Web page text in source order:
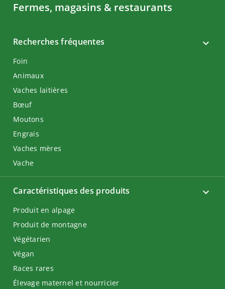
Fermes, magasins & restaurants
Recherches fréquentes
Foin
Animaux
Vaches laitières
Bœuf
Moutons
Engrais
Vaches mères
Vache
Caractéristiques des produits
Produit en alpage
Produit de montagne
Végétarien
Végan
Races rares
Élevage maternel et nourricier